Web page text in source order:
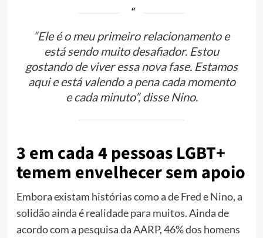
“Ele é o meu primeiro relacionamento e
está sendo muito desafiador. Estou
gostando de viver essa nova fase. Estamos
aqui e está valendo a pena cada momento
e cada minuto”, disse Nino.
3 em cada 4 pessoas LGBT+
temem envelhecer sem apoio
Embora existam histórias como a de Fred e Nino, a
solidão ainda é realidade para muitos. Ainda de
acordo com a pesquisa da AARP, 46% dos homens